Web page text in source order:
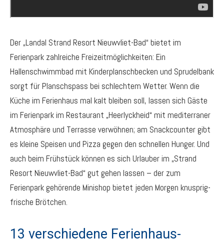
Der „Landal Strand Resort Nieuwvliet-Bad“ bietet im
Ferienpark zahlreiche Freizeitmöglichkeiten: Ein
Hallenschwimmbad mit Kinderplanschbecken und Sprudelbank
sorgt für Planschspass bei schlechtem Wetter. Wenn die
Küche im Ferienhaus mal kalt bleiben soll, lassen sich Gäste
im Ferienpark im Restaurant „Heerlyckheid“ mit mediterraner
Atmosphäre und Terrasse verwöhnen; am Snackcounter gibt
es kleine Speisen und Pizza gegen den schnellen Hunger. Und
auch beim Frühstück können es sich Urlauber im „Strand
Resort Nieuwvliet-Bad“ gut gehen lassen – der zum
Ferienpark gehörende Minishop bietet jeden Morgen knusprig-
frische Brötchen.
13 verschiedene Ferienhaus-